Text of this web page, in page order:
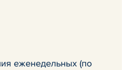
еженедельных (по